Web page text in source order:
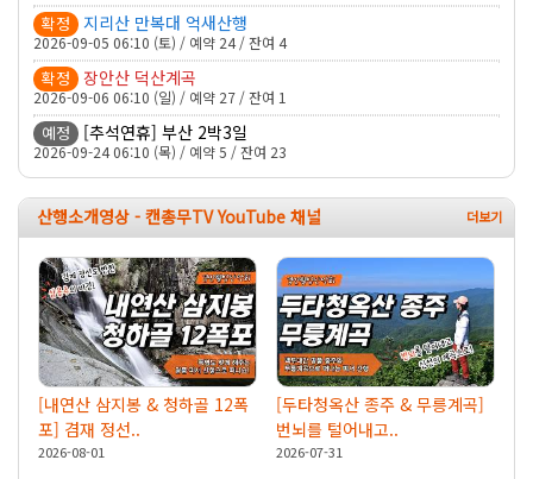
확정 지리산 만복대 억새산행
2026-09-05 06:10 (토) / 예약 24 / 잔여 4
확정 장안산 덕산계곡
2026-09-06 06:10 (일) / 예약 27 / 잔여 1
예정 [추석연휴] 부산 2박3일
2026-09-24 06:10 (목) / 예약 5 / 잔여 23
산행소개영상 - 캔총무TV YouTube 채널
[내연산 삼지봉 & 청하골 12폭
포] 겸재 정선..
2026-08-01
[두타청옥산 종주 & 무릉계곡]
번뇌를 털어내고..
2026-07-31